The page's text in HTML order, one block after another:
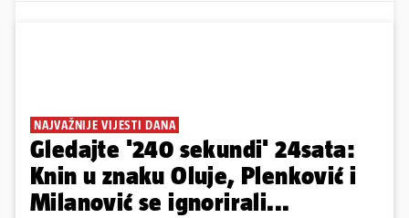
NAJVAŽNIJE VIJESTI DANA
Gledajte '240 sekundi' 24sata:
Knin u znaku Oluje, Plenković i
Milanović se ignorirali...